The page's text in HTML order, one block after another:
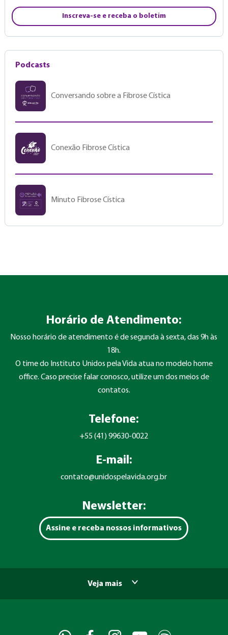
Inscreva-se e receba o boletim
Podcasts
Conversando sobre a Fibrose Cística
Conexão Fibrose Cística
Minuto Fibrose Cística
Horário de Atendimento:
Nosso horário de atendimento é de segunda à sexta, das 9h às
18h.
O time do Instituto Unidos pela Vida atua no modelo home
office. Caso precise falar conosco, utilize um dos meios de
contatos.
Telefone:
+55 (41) 99630-0022
E-mail:
contato@unidospelavida.org.br
Newsletter:
Assine e receba nossos informativos
Veja mais